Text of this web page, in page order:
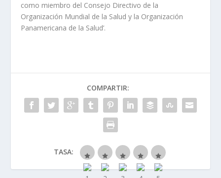
como miembro del Consejo Directivo de la
Organización Mundial de la Salud y la Organización
Panamericana de la Salud’.
COMPARTIR:
TASA: